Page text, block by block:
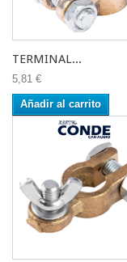
TERMINAL...
5,81 €
Añadir al carrito